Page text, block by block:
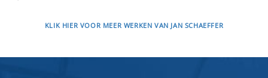
KLIK HIER VOOR MEER WERKEN VAN JAN SCHAEFFER